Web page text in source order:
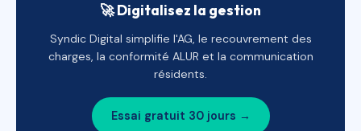
🚀 Digitalisez la gestion
Syndic Digital simplifie l'AG, le recouvrement des
charges, la conformité ALUR et la communication
résidents.
Essai gratuit 30 jours →